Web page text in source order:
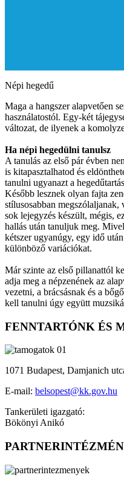
Népi hegedű
Maga a hangszer alapvetően
használatostól. Egy-két
változat, de ilyenek a
Ha népi hegedülni tanulsz
A tanulás az első pár évben
is kitapasztalhatod és
tanulni ugyanazt a
Később lesznek olyan fajta
stílusosabban
sok lejegyzés készült, mégis,
hallás után tanuljuk meg.
kétszer ugyanúgy, egy idő
különböző variációkat.
Már szinte az első pillanattól
adja meg a népzenének az
vezetni, a brácsásnak és a
kell tanulni úgy együtt
FENNTARTÓNK ÉS
1071 Budapest, Damjanich
E-mail: belsopest@kk.gov.hu
Tankerületi igazgató:
Bökönyi Anikó